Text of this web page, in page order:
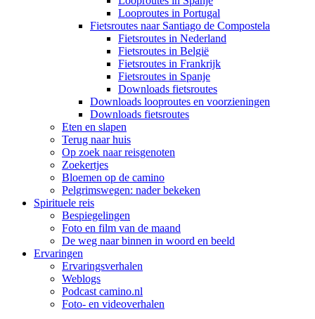
Looproutes in Portugal
Fietsroutes naar Santiago de Compostela
Fietsroutes in Nederland
Fietsroutes in België
Fietsroutes in Frankrijk
Fietsroutes in Spanje
Downloads fietsroutes
Downloads looproutes en voorzieningen
Downloads fietsroutes
Eten en slapen
Terug naar huis
Op zoek naar reisgenoten
Zoekertjes
Bloemen op de camino
Pelgrimswegen: nader bekeken
Spirituele reis
Bespiegelingen
Foto en film van de maand
De weg naar binnen in woord en beeld
Ervaringen
Ervaringsverhalen
Weblogs
Podcast camino.nl
Foto- en videoverhalen